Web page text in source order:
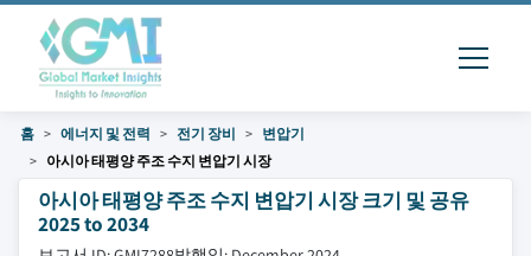
홈 에너지 및 전력 전기 장비
변압기
아시아 태평양 주조 수지 변압기 시장
아시아 태평양 주조 수지 변압기 시장 크기 및 공유
2025 to 2034